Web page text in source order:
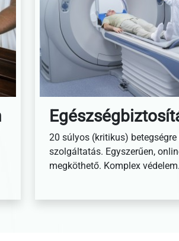
20 súlyos (kritikus)
szolgáltatás. Egyszerűen,
megköthető. Komplex védelem.